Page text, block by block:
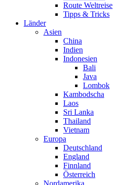
Route Weltreise
Tipps & Tricks
Länder
Asien
China
Indien
Indonesien
Bali
Java
Lombok
Kambodscha
Laos
Sri Lanka
Thailand
Vietnam
Europa
Deutschland
England
Finnland
Österreich
Nordamerika